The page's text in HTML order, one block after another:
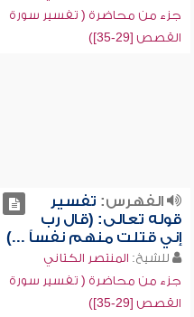
جزء من محاضرة ( تفسير سورة
القصص [29-35])
الفهرس: تفسير
قوله تعالى: (قال رب
إني قتلت منهم نفساً ...)
للشيخ: المنتصر الكتاني
جزء من محاضرة ( تفسير سورة
القصص [29-35])